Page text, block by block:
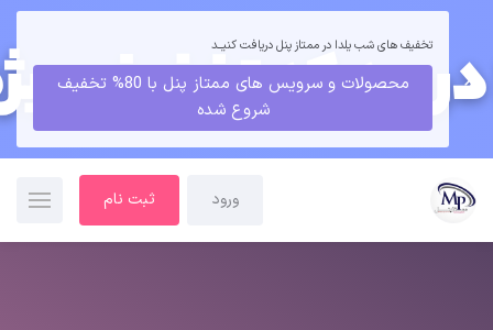
تخفیف های شب یلدا در ممتاز پنل دریافت کنیــد
محصولات و سرویس های ممتاز پنل با 80% تخفیف
شروع شده
ورود ثبت نام